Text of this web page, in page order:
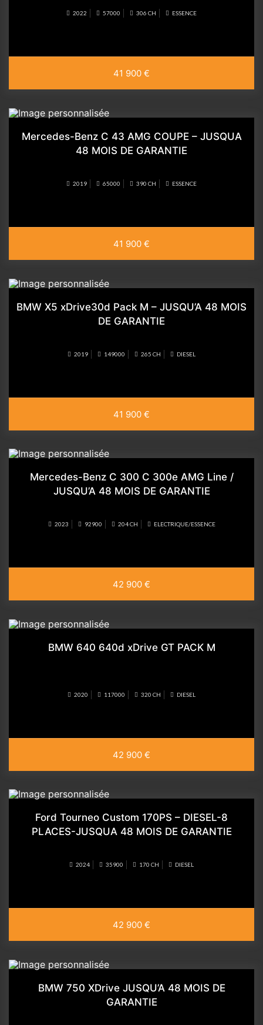
2022 57000 306 CH ESSENCE
41 900 €
Mercedes-Benz C 43 AMG COUPE – JUSQUA
48 MOIS DE GARANTIE
2019 65000 390 CH ESSENCE
41 900 €
BMW X5 xDrive30d Pack M – JUSQU’A 48 MOIS
DE GARANTIE
2019 149000 265 CH DIESEL
41 900 €
Mercedes-Benz C 300 C 300e AMG Line /
JUSQU’A 48 MOIS DE GARANTIE
2023 92900 204 CH ELECTRIQUE/ESSENCE
42 900 €
BMW 640 640d xDrive GT PACK M
2020 117000 320 CH DIESEL
42 900 €
Ford Tourneo Custom 170PS – DIESEL-8
PLACES-JUSQUA 48 MOIS DE GARANTIE
2024 35900 170 CH DIESEL
42 900 €
BMW 750 XDrive JUSQU’A 48 MOIS DE
GARANTIE